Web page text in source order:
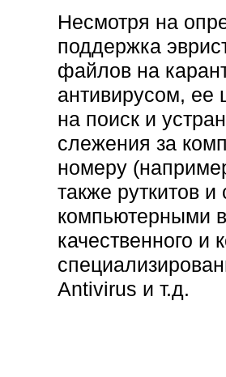
Несмотря на
поддержка
файлов на
антивирусом, ее
на поиск и
слежения за
номеру
также руткитов
компьютерными
качественного и
Antivirus и т.д.